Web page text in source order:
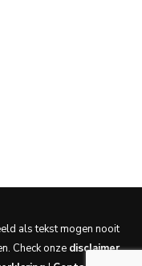
als tekst mogen nooit
Check onze disclaimer.